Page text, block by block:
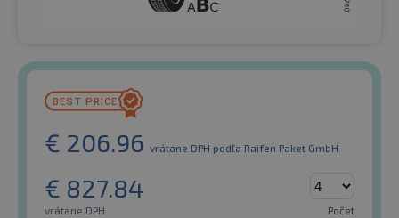
€ 206.96 vrátane DPH podľa Raifen Paket GmbH
€ 827.84
vrátane DPH Počet